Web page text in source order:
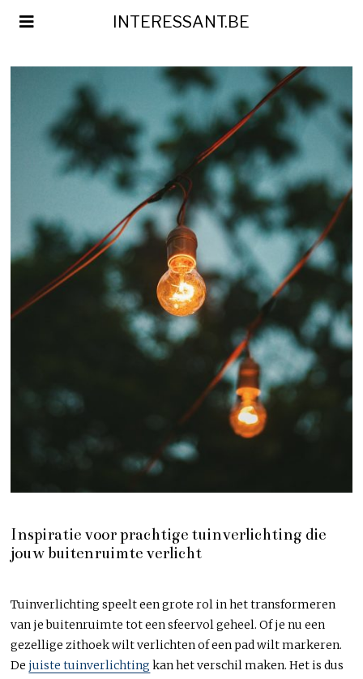
INTERESSANT.BE
Inspiratie voor prachtige tuinverlichting die
jouw buitenruimte verlicht
Tuinverlichting speelt een grote rol in het transformeren
van je buitenruimte tot een sfeervol geheel. Of je nu een
gezellige zithoek wilt verlichten of een pad wilt markeren.
De juiste tuinverlichting kan het verschil maken. Het is dus